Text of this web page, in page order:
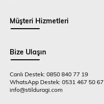
Müşteri Hizmetleri
Bize Ulaşın
Canlı Destek: 0850 840 77 19
WhatsApp Destek: 0531 467 50 67
info@stilduragi.com